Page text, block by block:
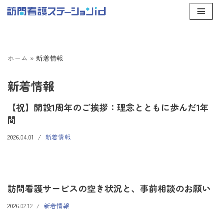
ン
へ
キ
ッ
プ
ホーム » 新着情報
新着情報
【祝】開設1周年のご挨拶：理念とともに歩んだ1年
間
2026.04.01 新着情報
訪問看護サービスの空き状況と、事前相談のお願い
2026.02.12 新着情報